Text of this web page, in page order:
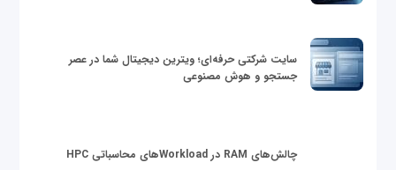
سایت شرکتی حرفه‌ای؛ ویترین دیجیتال شما در عصر
جستجو و هوش مصنوعی
چالش‌های RAM در Workloadهای محاسباتی HPC